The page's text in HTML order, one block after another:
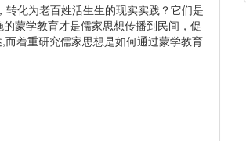
化为老百姓活生生的现实实践？它们是
蒙学教育才是儒家思想传播到民间，促
着重研究儒家思想是如何通过蒙学教育